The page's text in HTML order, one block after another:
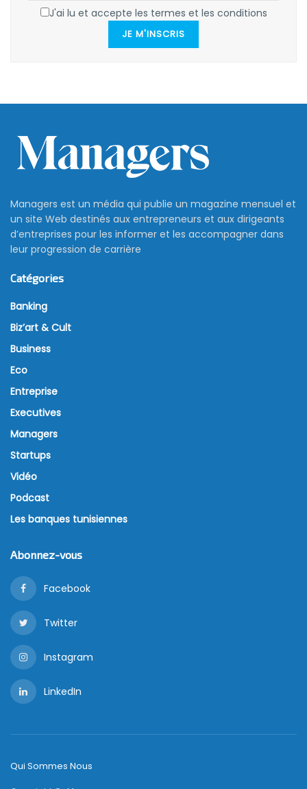
J'ai lu et accepte les termes et les conditions
JE M'INSCRIS
Managers est un média qui publie un magazine mensuel et
un site Web destinés aux entrepreneurs et aux dirigeants
d’entreprises pour les informer et les accompagner dans
leur progression de carrière
Catégories
Banking
Biz’art & Cult
Business
Eco
Entreprise
Executives
Managers
Startups
Vidéo
Podcast
Les banques tunisiennes
Abonnez-vous
Facebook
Twitter
Instagram
LinkedIn
Qui Sommes Nous